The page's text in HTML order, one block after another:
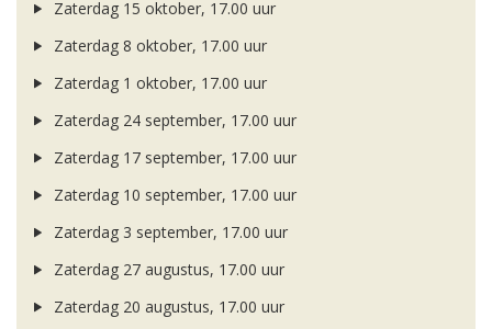
Zaterdag 15 oktober, 17.00 uur
Zaterdag 8 oktober, 17.00 uur
Zaterdag 1 oktober, 17.00 uur
Zaterdag 24 september, 17.00 uur
Zaterdag 17 september, 17.00 uur
Zaterdag 10 september, 17.00 uur
Zaterdag 3 september, 17.00 uur
Zaterdag 27 augustus, 17.00 uur
Zaterdag 20 augustus, 17.00 uur